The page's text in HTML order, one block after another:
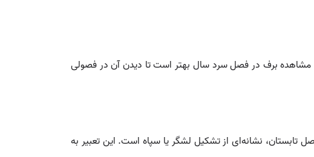
مشاهده برف در فصل سرد سال بهتر است تا دیدن آن در فصولی
نشانه‌ای از تشکیل لشگر یا سپاه است. این تعبیر به